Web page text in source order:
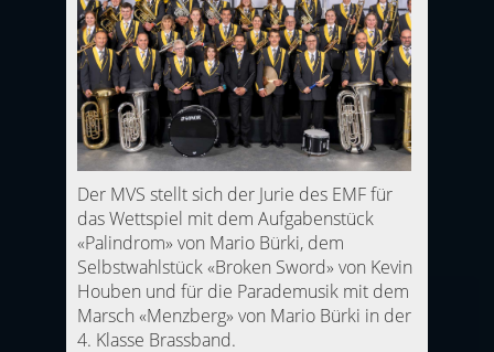
Der MVS stellt sich der Jurie des EMF für
das Wettspiel mit dem Aufgabenstück
«Palindrom» von Mario Bürki, dem
Selbstwahlstück «Broken Sword» von Kevin
Houben und für die Parademusik mit dem
Marsch «Menzberg» von Mario Bürki in der
4. Klasse Brassband.